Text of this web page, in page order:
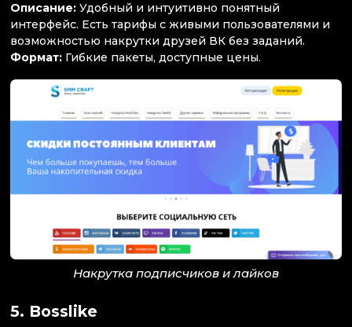
Описание: Удобный и интуитивно понятный
интерфейс. Есть тарифы с живыми пользователями и
возможностью накрутки друзей ВК без заданий.
Формат: Гибкие пакеты, доступные цены.
Накрутка подписчиков и лайков
5. Bosslike